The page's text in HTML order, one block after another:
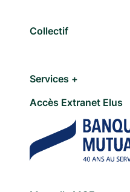
Collectif
Services +
Accès Extranet Elus